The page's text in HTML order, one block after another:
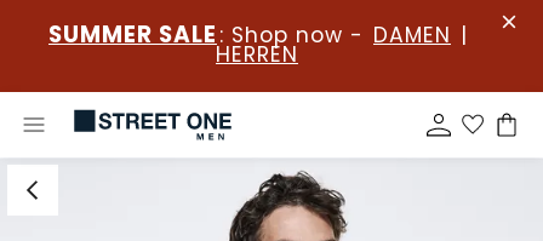
SUMMER SALE : Shop now - DAMEN |
HERREN